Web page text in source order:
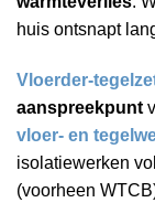
huis ontsnapt
Vloerder-
aanspreekpunt
vloer- en
isolatiewerken
(voorheen